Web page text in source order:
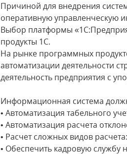
Причиной для внедрения
оперативную управленческую
Выбор платформы
продукты 1С.
На рынке программных
автоматизации деятельности
деятельность предприятия с
Информационная система
• Автоматизация табельного
• Автоматизация расчета
• Расчет сложных видов
• Обеспечить кадровую